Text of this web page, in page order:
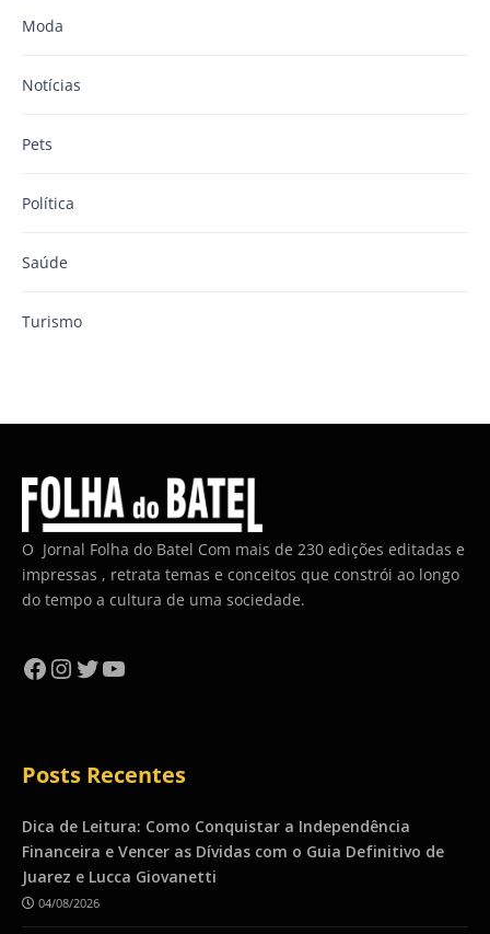
Moda
Notícias
Pets
Política
Saúde
Turismo
O Jornal Folha do Batel Com mais de 230 edições editadas e
impressas , retrata temas e conceitos que constrói ao longo
do tempo a cultura de uma sociedade.
Facebook
Instagram
Twitter
YouTube
Posts Recentes
Dica de Leitura: Como Conquistar a Independência
Financeira e Vencer as Dívidas com o Guia Definitivo de
Juarez e Lucca Giovanetti
04/08/2026